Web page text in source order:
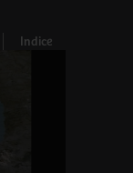
Indice